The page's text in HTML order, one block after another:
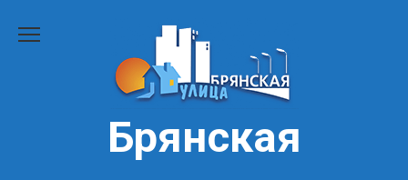
Брянская